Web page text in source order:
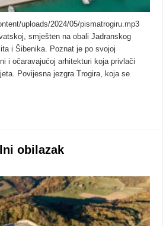
uploads/2024/05/pismatrogiru.mp3
smješten na obali Jadranskog
i Šibenika. Poznat je po svojoj
i očaravajućoj arhitekturi koja privlači
Povijesna jezgra Trogira, koja se
obilazak